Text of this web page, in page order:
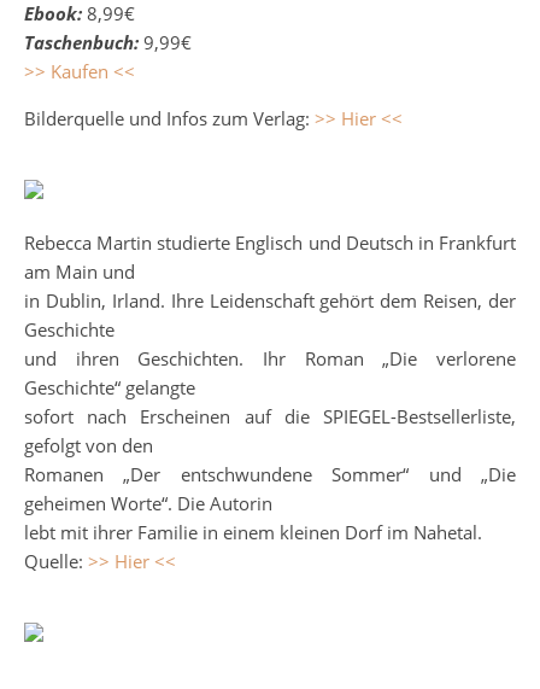
Ebook: 8,99€
Taschenbuch: 9,99€
>> Kaufen <<
Bilderquelle und Infos zum Verlag: >> Hier <<
Rebecca Martin studierte Englisch und Deutsch in Frankfurt
am Main und
in Dublin, Irland. Ihre Leidenschaft gehört dem Reisen, der
Geschichte
und ihren Geschichten. Ihr Roman „Die verlorene
Geschichte“ gelangte
sofort nach Erscheinen auf die SPIEGEL-Bestsellerliste,
gefolgt von den
Romanen „Der entschwundene Sommer“ und „Die
geheimen Worte“. Die Autorin
lebt mit ihrer Familie in einem kleinen Dorf im Nahetal.
Quelle: >> Hier <<